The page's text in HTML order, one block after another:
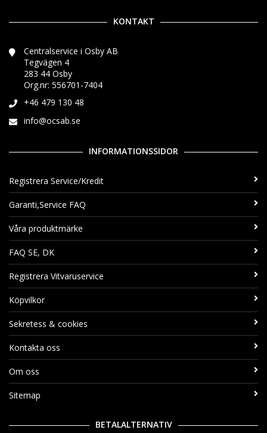
KONTAKT
Centralservice i Osby AB
Tegvägen 4
283 44 Osby
Org.nr: 556701-7404
+46 479 130 48
info@ocsab.se
INFORMATIONSSIDOR
Registrera Service/Kredit
Garanti,Service FAQ
Våra produktmärke
FAQ SE, DK
Registrera Vitvaruservice
Köpvilkor
Sekretess & cookies
Kontakta oss
Om oss
Sitemap
BETALALTERNATIV